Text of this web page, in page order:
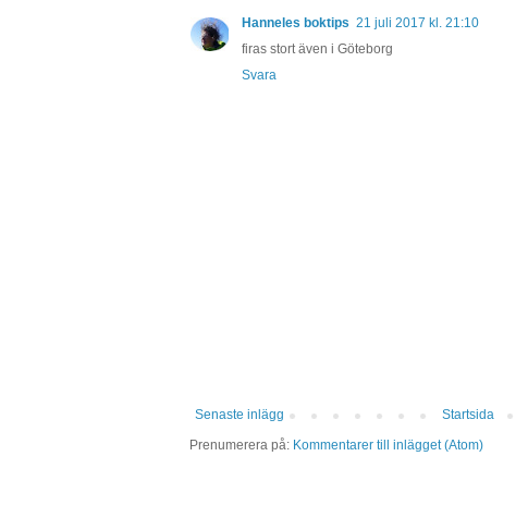
Hanneles boktips 21 juli 2017 kl. 21:10
firas stort även i Göteborg
Svara
Senaste inlägg
Startsida
Prenumerera på: Kommentarer till inlägget (Atom)